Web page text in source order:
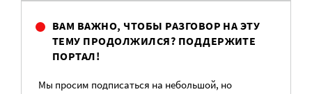
ВАМ ВАЖНО, ЧТОБЫ РАЗГОВОР НА ЭТУ
ТЕМУ ПРОДОЛЖИЛСЯ? ПОДДЕРЖИТЕ
ПОРТАЛ!
Мы просим подписаться на небольшой, но